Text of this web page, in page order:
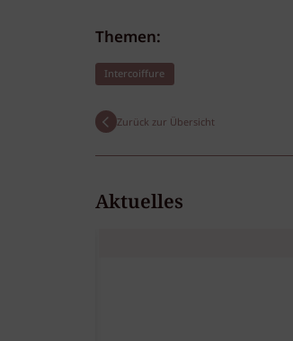
Themen:
Intercoiffure
Zurück zur Übersicht
Aktuelles